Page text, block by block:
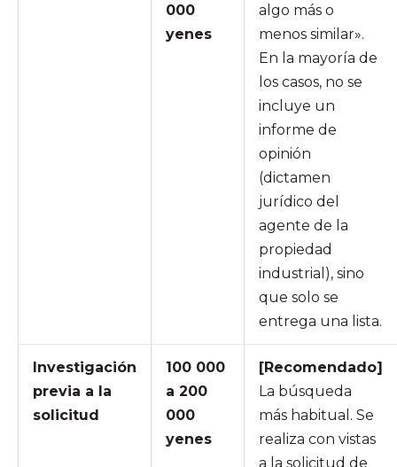
000
yenes
algo más o
menos similar».
En la mayoría de
los casos, no se
incluye un
informe de
opinión
(dictamen
jurídico del
agente de la
propiedad
industrial), sino
que solo se
entrega una lista.
Investigación
previa a la
solicitud
100 000
a 200
000
yenes
[Recomendado]
La búsqueda
más habitual. Se
realiza con vistas
a la solicitud de